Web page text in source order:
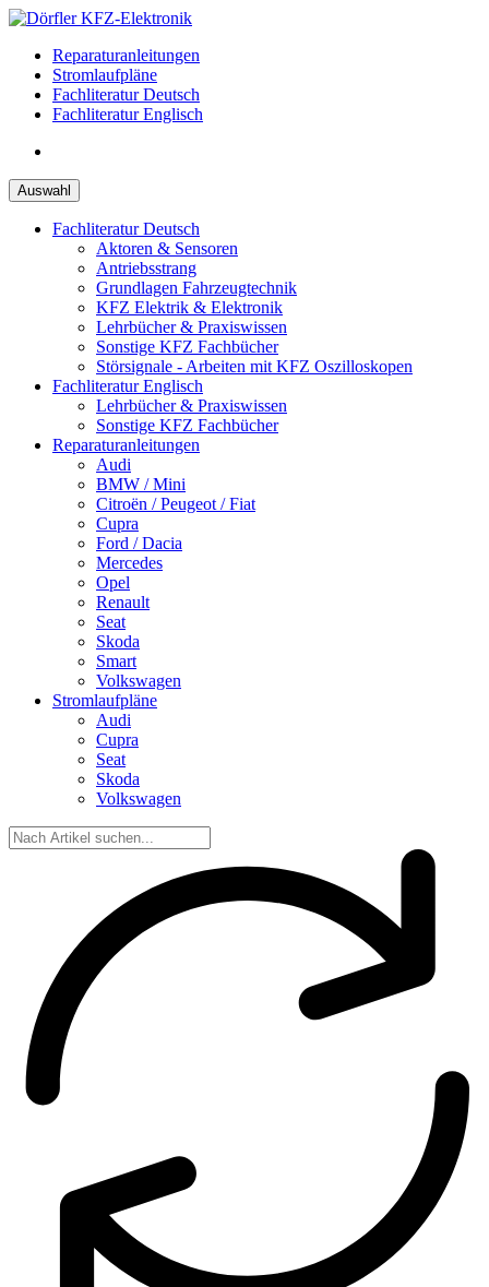
Zum
springenReparaturanleitungen
Stromlaufpläne
Fachliteratur Deutsch
Fachliteratur Englisch
Auswahl
Fachliteratur Deutsch
Aktoren & Sensoren
Antriebsstrang
Grundlagen Fahrzeugtechnik
KFZ Elektrik & Elektronik
Lehrbücher & Praxiswissen
Sonstige KFZ Fachbücher
Störsignale - Arbeiten mit KFZ Oszilloskopen
Fachliteratur Englisch
Lehrbücher & Praxiswissen
Sonstige KFZ Fachbücher
Reparaturanleitungen
Audi
BMW / Mini
Citroën / Peugeot / Fiat
Cupra
Ford / Dacia
Mercedes
Opel
Renault
Seat
Skoda
Smart
Volkswagen
Stromlaufpläne
Audi
Cupra
Seat
Skoda
Volkswagen